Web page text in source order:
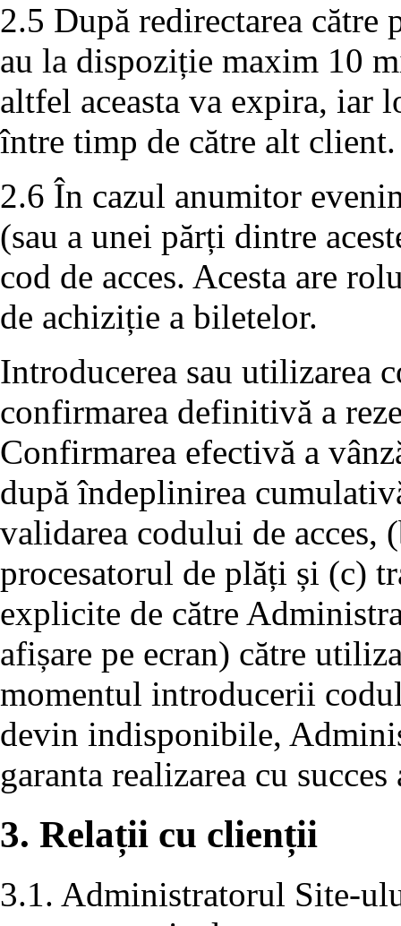
2.5 După redirectarea
au la dispoziție maxim 10
altfel aceasta va expira, iar
între timp de către alt client.
2.6 În cazul anumitor
(sau a unei părți dintre
cod de acces. Acesta are
de achiziție a biletelor.
Introducerea sau utilizarea
confirmarea definitivă a
Confirmarea efectivă a
după îndeplinirea
validarea codului de acces,
procesatorul de plăți și (c)
explicite de către
afișare pe ecran) către
momentul introducerii
devin indisponibile,
garanta realizarea cu
3. Relații cu clienții
3.1. Administratorul Site-